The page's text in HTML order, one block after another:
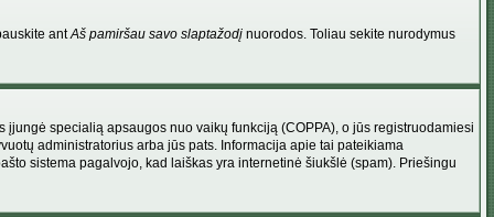
antAš pamiršau savo slaptažodį nuorodos. Toliau sekite nurodymus
specialią apsaugos nuo vaikų funkciją (COPPA), o jūs registruodamiesi
administratorius arba jūs pats. Informacija apie tai pateikiama
sistema pagalvojo, kad laiškas yra internetinė šiukšlė (spam). Priešingu